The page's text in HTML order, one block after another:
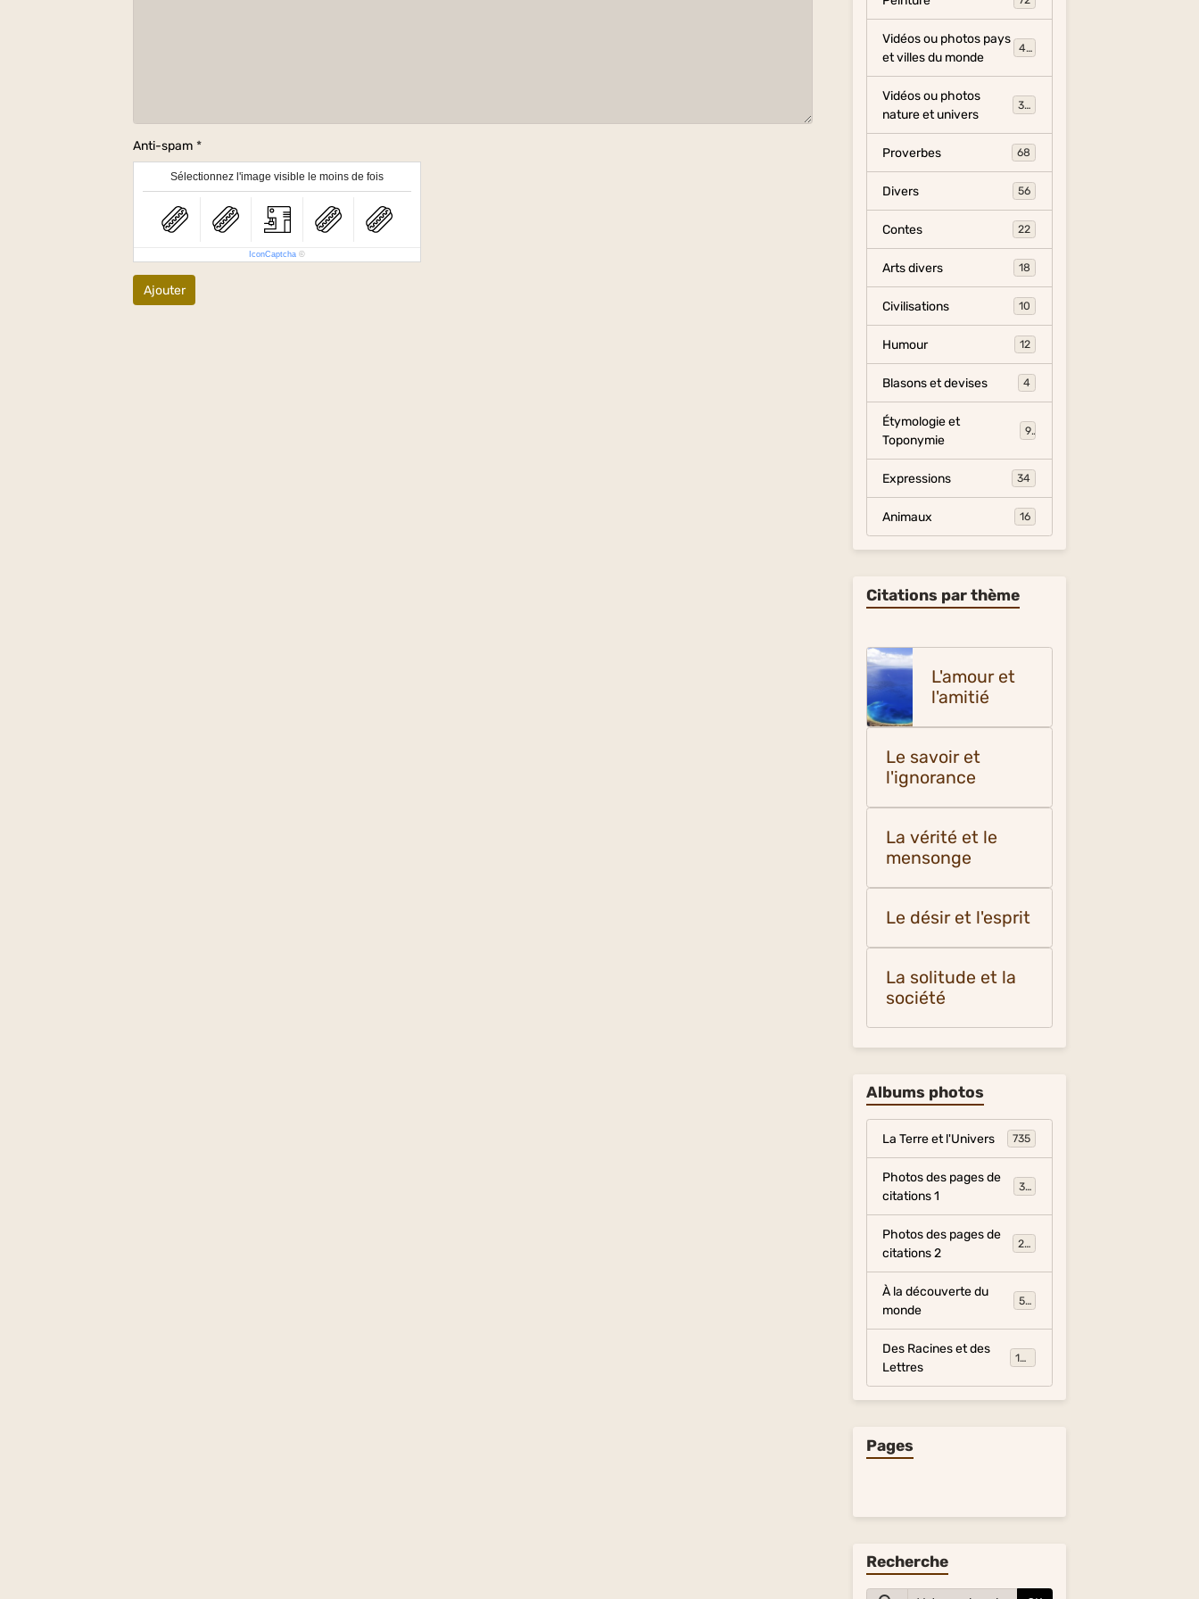
Anti-spam
Sélectionnez l'image visible le moins de fois
IconCaptcha ©
Ajouter
Vidéos ou photos pays
et villes du monde
454
Vidéos ou photos
nature et univers
325
Proverbes 68
Divers 56
Contes 22
Arts divers 18
Civilisations 10
Humour 12
Blasons et devises 4
Étymologie et
Toponymie
9
Expressions 34
Animaux 16
Citations par thème
L'amour et
l'amitié
Le savoir et
l'ignorance
La vérité et le
mensonge
Le désir et l'esprit
La solitude et la
société
Albums photos
La Terre et l'Univers 735
Photos des pages de
citations 1
317
Photos des pages de
citations 2
281
À la découverte du
monde
54
Des Racines et des
Lettres
134
Pages
Recherche